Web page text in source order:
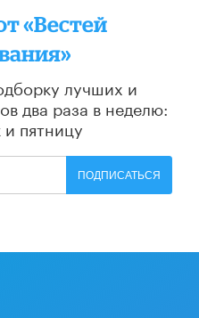
«Вестей
лучших и
два раза в неделю:
пятницу
ПОДПИСАТЬСЯ